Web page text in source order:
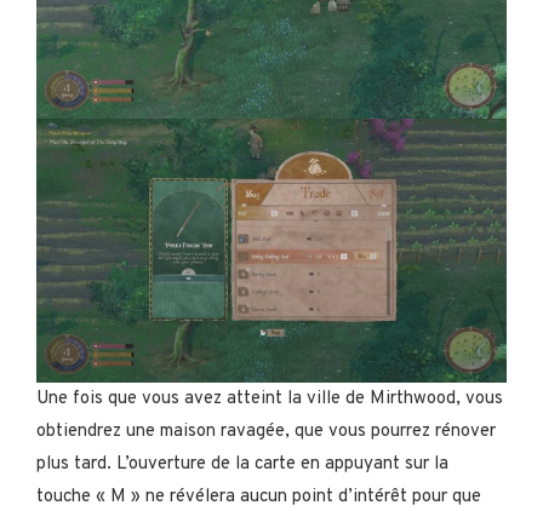
Une fois que vous avez atteint la ville de Mirthwood, vous
obtiendrez une maison ravagée, que vous pourrez rénover
plus tard. L’ouverture de la carte en appuyant sur la
touche « M » ne révélera aucun point d’intérêt pour que